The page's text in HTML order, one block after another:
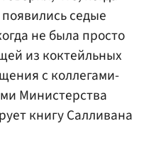
седые
не была просто
из коктейльных
с коллегами-
Министерства
книгу Салливана